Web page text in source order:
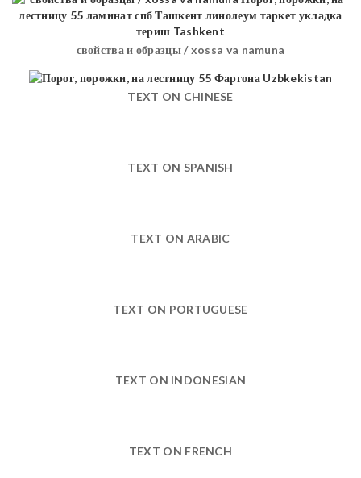
свойства и образцы / xossa va namuna
TEXT ON CHINESE
TEXT ON SPANISH
TEXT ON ARABIC
TEXT ON PORTUGUESE
TEXT ON INDONESIAN
TEXT ON FRENCH